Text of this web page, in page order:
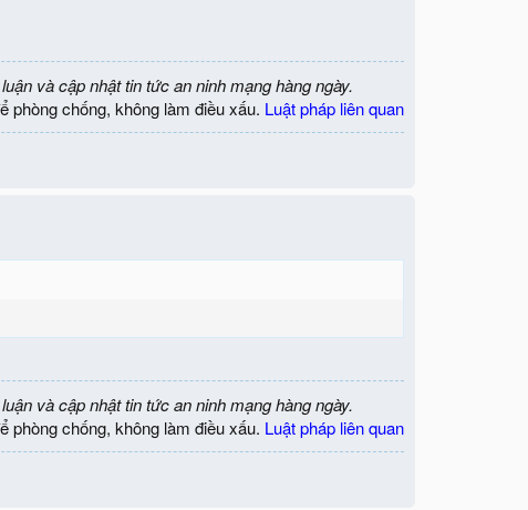
và cập nhật tin tức an ninh mạng hàng ngày.
phòng chống, không làm điều xấu. Luật pháp liên quan
và cập nhật tin tức an ninh mạng hàng ngày.
phòng chống, không làm điều xấu. Luật pháp liên quan